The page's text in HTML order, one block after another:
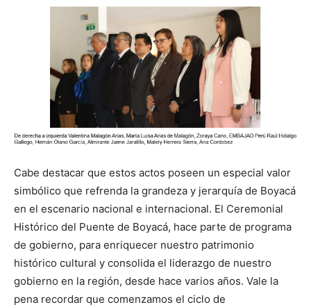
Cabe destacar que estos actos poseen un especial valor
simbólico que refrenda la grandeza y jerarquía de Boyacá
en el escenario nacional e internacional. El Ceremonial
Histórico del Puente de Boyacá, hace parte de programa
de gobierno, para enriquecer nuestro patrimonio
histórico cultural y consolida el liderazgo de nuestro
gobierno en la región, desde hace varios años. Vale la
pena recordar que comenzamos el ciclo de